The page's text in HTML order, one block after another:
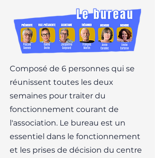
Composé de 6 personnes qui se
réunissent toutes les deux
semaines pour traiter du
fonctionnement courant de
l'association. Le bureau est un
essentiel dans le fonctionnement
et les prises de décision du centre